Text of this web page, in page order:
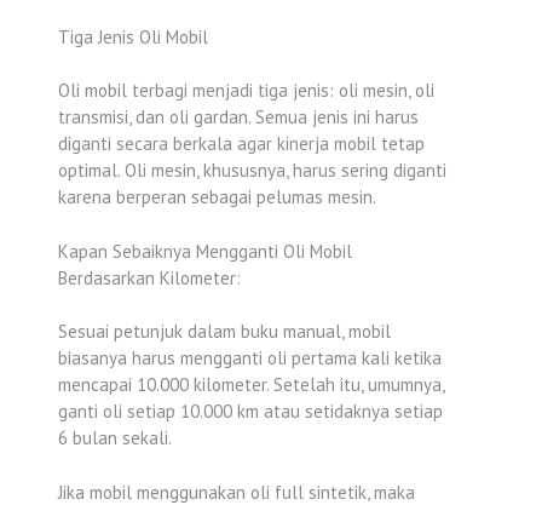
Tiga Jenis Oli Mobil
Oli mobil terbagi menjadi tiga jenis: oli mesin, oli
transmisi, dan oli gardan. Semua jenis ini harus
diganti secara berkala agar kinerja mobil tetap
optimal. Oli mesin, khususnya, harus sering diganti
karena berperan sebagai pelumas mesin.
Kapan Sebaiknya Mengganti Oli Mobil
Berdasarkan Kilometer:
Sesuai petunjuk dalam buku manual, mobil
biasanya harus mengganti oli pertama kali ketika
mencapai 10.000 kilometer. Setelah itu, umumnya,
ganti oli setiap 10.000 km atau setidaknya setiap
6 bulan sekali.
Jika mobil menggunakan oli full sintetik, maka